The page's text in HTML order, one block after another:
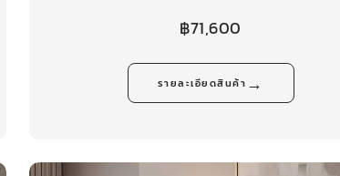
฿71,600
รายละเอียดสินค้า →